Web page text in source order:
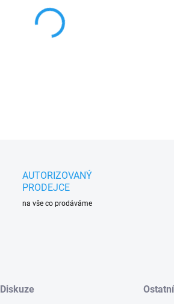
MOŽNOSTI DORUČENÍ
Upínací sklíčidlo
AUTORIZOVANÝ
PRODEJCE
na vše co prodáváme
Diskuze